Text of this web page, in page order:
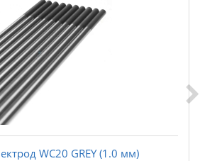
WС20 GREY (1.0 мм)